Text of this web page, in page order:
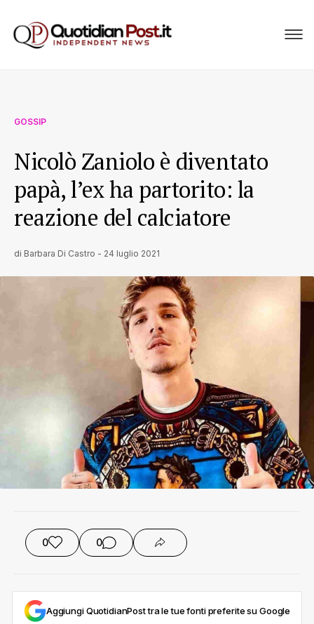
GOSSIP
Nicolò Zaniolo è diventato
papà, l’ex ha partorito: la
reazione del calciatore
di Barbara Di Castro - 24 luglio 2021
0 0
Aggiungi QuotidianPost tra le tue fonti preferite su Google